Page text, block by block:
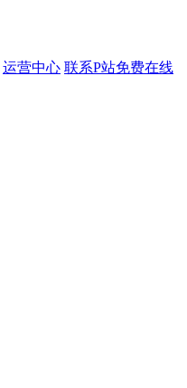
运营中心 联系P站免费在线